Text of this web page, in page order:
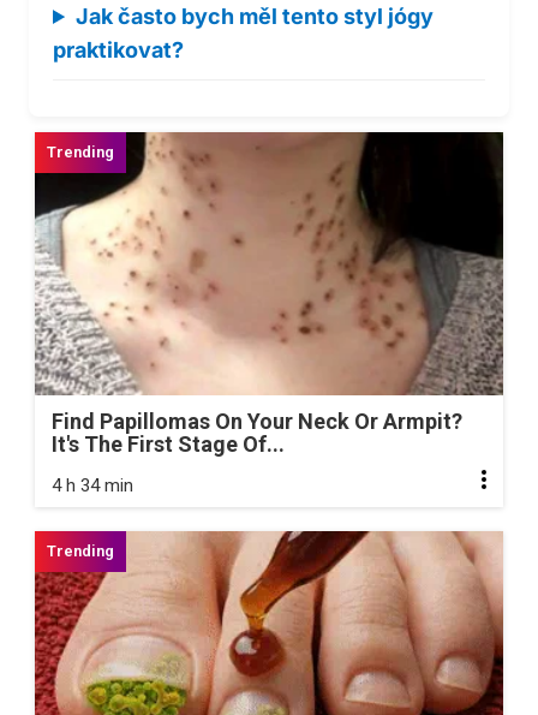
Jak často bych měl tento styl jógy
praktikovat?
Find Papillomas On Your Neck Or Armpit?
It's The First Stage Of...
4 h 34 min